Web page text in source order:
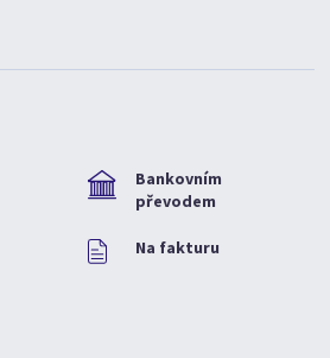
Bankovním
převodem
Na fakturu